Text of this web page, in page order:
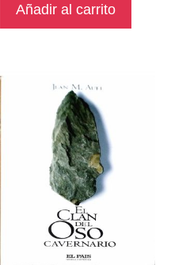
Añadir al carrito